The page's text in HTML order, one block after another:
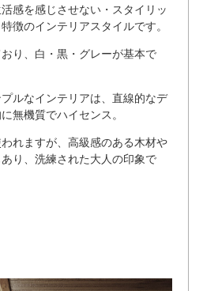
感を感じさせない・スタイリッ
徴のインテリアスタイルです。
り、白・黒・グレーが基本で
ルなインテリアは、直線的なデ
無機質でハイセンス。
れますが、高級感のある木材や
り、洗練された大人の印象で